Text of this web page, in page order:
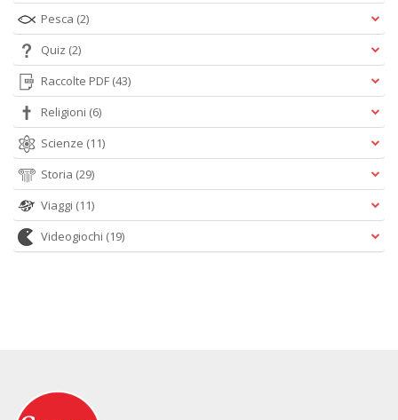
Pesca (2)
Quiz (2)
Raccolte PDF (43)
Religioni (6)
Scienze (11)
Storia (29)
Viaggi (11)
Videogiochi (19)